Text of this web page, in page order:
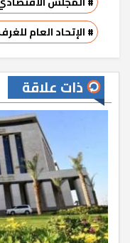
# الإتحاد العام
ذات علاقة